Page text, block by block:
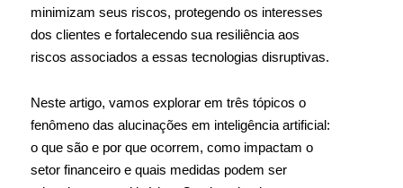
minimizam seus riscos, protegendo os interesses
dos clientes e fortalecendo sua resiliência aos
riscos associados a essas tecnologias disruptivas.
Neste artigo, vamos explorar em três tópicos o
fenômeno das alucinações em inteligência artificial:
o que são e por que ocorrem, como impactam o
setor financeiro e quais medidas podem ser